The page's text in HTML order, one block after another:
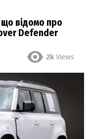
відомо про
Defender
2k Views